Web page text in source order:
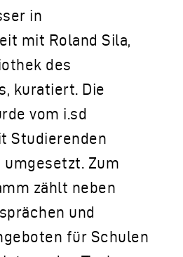
in
mit Roland Sila,
des
kuratiert. Die
vom i.sd
Studierenden
Zum
zählt neben
und
für Schulen